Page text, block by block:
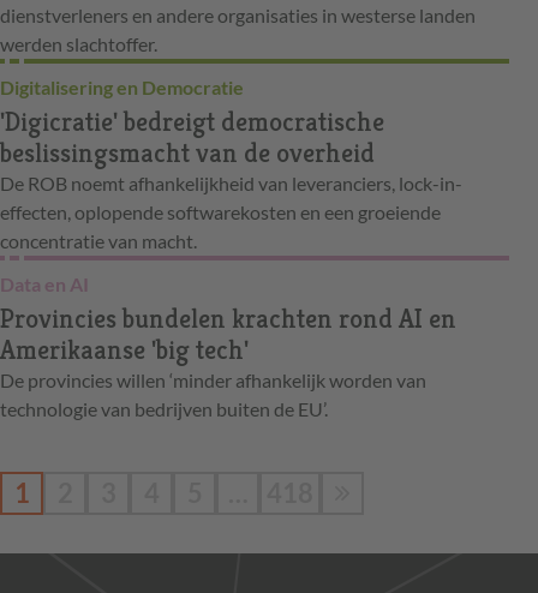
dienstverleners en andere organisaties in westerse landen
werden slachtoffer.
Digitalisering en Democratie
'Digicratie' bedreigt democratische
beslissingsmacht van de overheid
De ROB noemt afhankelijkheid van leveranciers, lock-in-
effecten, oplopende softwarekosten en een groeiende
concentratie van macht.
Data en AI
Provincies bundelen krachten rond AI en
Amerikaanse 'big tech'
De provincies willen ‘minder afhankelijk worden van
technologie van bedrijven buiten de EU’.
1